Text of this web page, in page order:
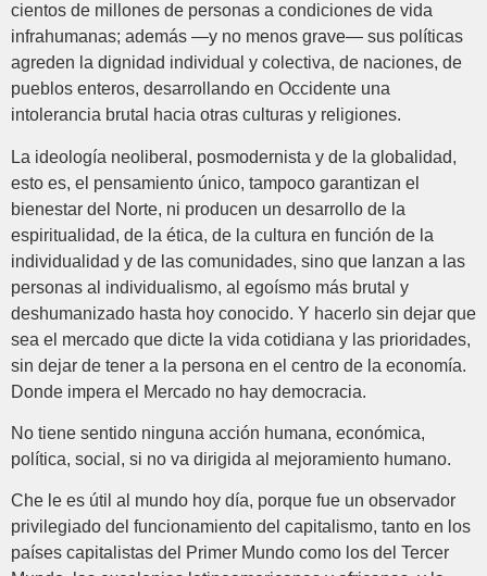
cientos de millones de personas a condiciones de vida
infrahumanas; además —y no menos grave— sus políticas
agreden la dignidad individual y colectiva, de naciones, de
pueblos enteros, desarrollando en Occidente una
intolerancia brutal hacia otras culturas y religiones.
La ideología neoliberal, posmodernista y de la globalidad,
esto es, el pensamiento único, tampoco garantizan el
bienestar del Norte, ni producen un desarrollo de la
espiritualidad, de la ética, de la cultura en función de la
individualidad y de las comunidades, sino que lanzan a las
personas al individualismo, al egoísmo más brutal y
deshumanizado hasta hoy conocido. Y hacerlo sin dejar que
sea el mercado que dicte la vida cotidiana y las prioridades,
sin dejar de tener a la persona en el centro de la economía.
Donde impera el Mercado no hay democracia.
No tiene sentido ninguna acción humana, económica,
política, social, si no va dirigida al mejoramiento humano.
Che le es útil al mundo hoy día, porque fue un observador
privilegiado del funcionamiento del capitalismo, tanto en los
países capitalistas del Primer Mundo como los del Tercer